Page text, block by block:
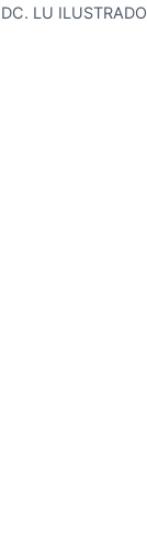
LU ILUSTRADO